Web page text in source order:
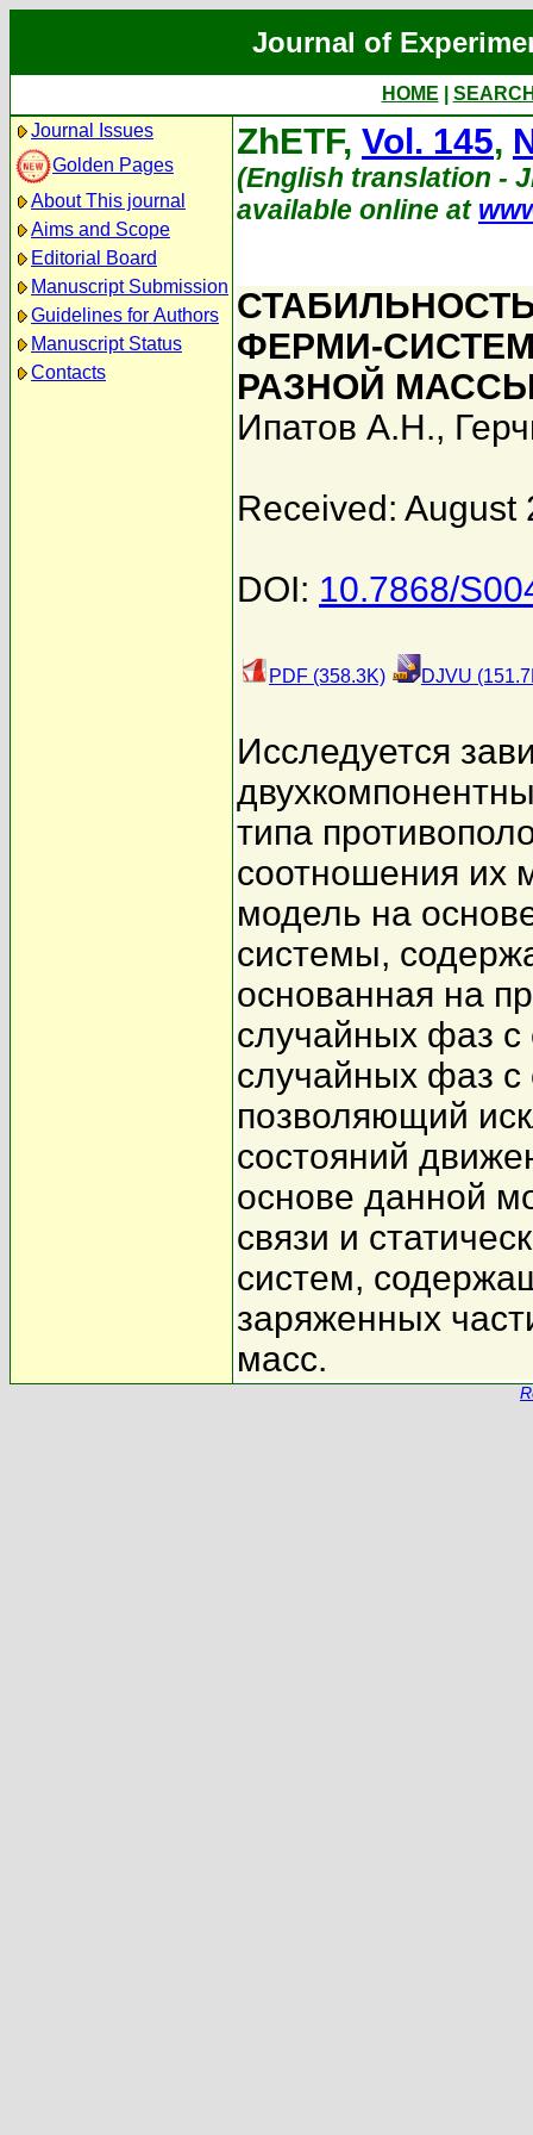
Journal of
HOME
Journal Issues
Golden Pages
About This journal
Aims and Scope
Editorial Board
Manuscript Submission
Guidelines for Authors
Manuscript Status
Contacts
ZhETF, Vol. 145,
(English translation -
available online at
ФЕРМИ-
РАЗНОЙ
Ипатов А.Н.,
Received: August
DOI: 10.7868/
PDF (358.3K) DJVU
Исследуется
типа
соотношения их
модель на
системы,
основанная на
случайных фаз
случайных фаз с
позволяющий
состояний
основе данной
связи и
систем,
заряженных
масс.